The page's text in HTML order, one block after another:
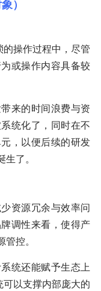
）
操作过程中，尽管
或操作内容具备较
来的时间浪费与资
统化了，同时在不
，以便后续的研发
了。
资源冗余与效率问
调性来看，使得产
控。
统还能赋予生态上
以支撑内部庞大的